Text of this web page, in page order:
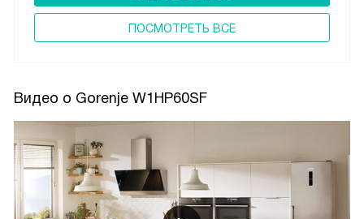
ПОCМОТРЕТЬ ВСЕ
Видео о Gorenje W1HP60SF